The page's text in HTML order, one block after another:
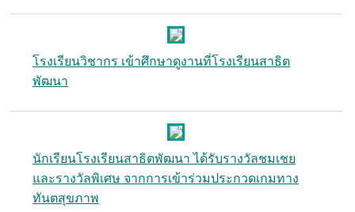
โรงเรียนวิชากร เข้าศึกษาดูงานที่โรงเรียนสาธิต
พัฒนา
นักเรียนโรงเรียนสาธิตพัฒนา ได้รับรางวัลชมเชย
และรางวัลพิเศษ จากการเข้าร่วมประกวดเกมทาง
ทันตสุขภาพ